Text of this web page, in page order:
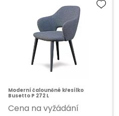
Moderní čalouněné křesílko
Busetto P 272 L
Cena na vyžádání